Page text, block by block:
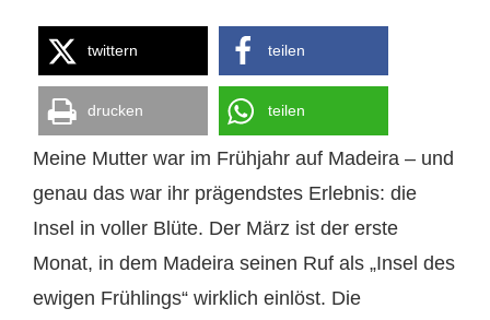
twittern teilen
drucken teilen
Meine Mutter war im Frühjahr auf Madeira – und
genau das war ihr prägendstes Erlebnis: die
Insel in voller Blüte. Der März ist der erste
Monat, in dem Madeira seinen Ruf als „Insel des
ewigen Frühlings“ wirklich einlöst. Die